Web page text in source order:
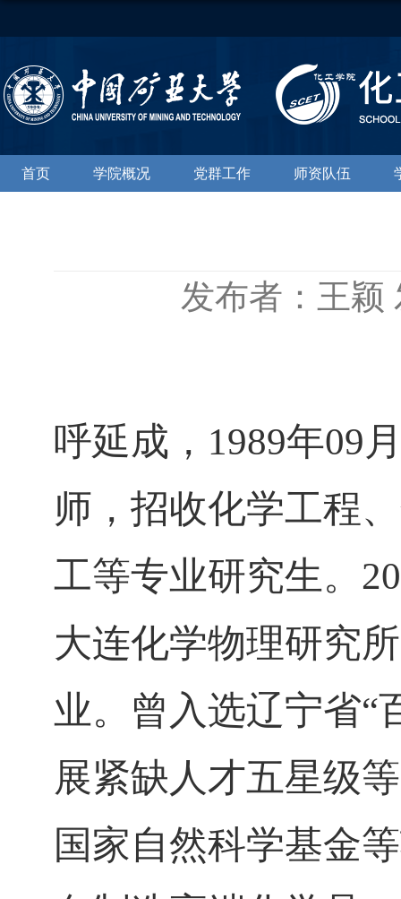
首页 学院概况 党群工作 师资队伍
发布者：王颖
呼延成， 1989年09
师，招收化学工程
工等专业研究生。
大连化学物理研究
业。曾入选辽宁省“
展紧缺人才五星级
国家自然科学基金